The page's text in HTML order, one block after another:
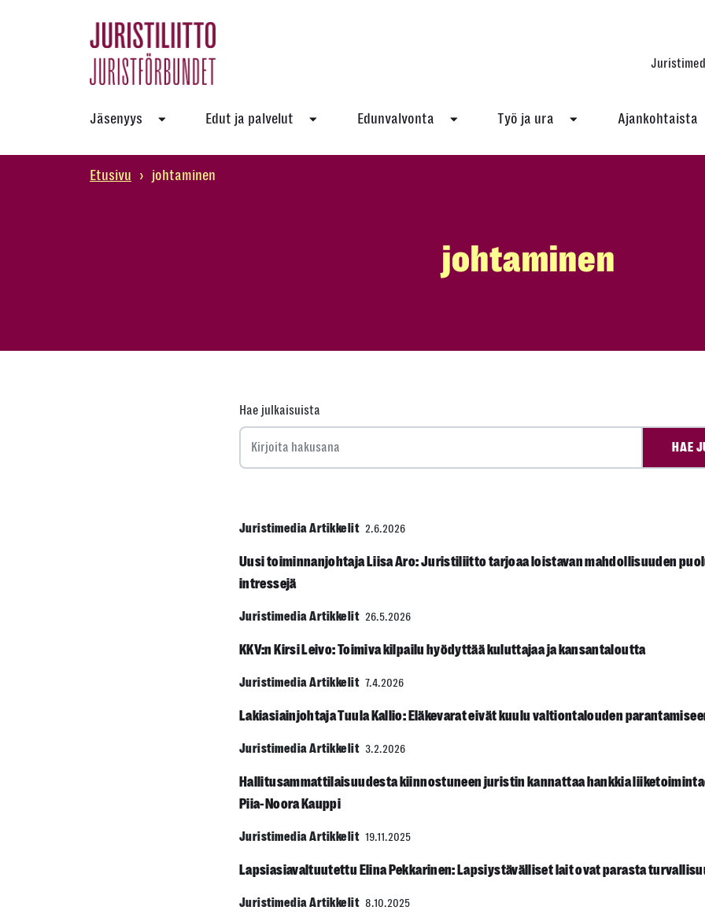
Jäsenyys Edut ja palvelut Edunvalvonta Työ ja ura Ajankohtaista
Etusivu › johtaminen
johtaminen
Hae julkaisuista
HAE
Juristimedia Artikkelit 2.6.2026
Uusi toiminnanjohtaja Liisa Aro: Juristiliitto tarjoaa loistavan mahdollisuuden
intressejä
Juristimedia Artikkelit 26.5.2026
KKV:n Kirsi Leivo: Toimiva kilpailu hyödyttää kuluttajaa ja kansantaloutta
Juristimedia Artikkelit 7.4.2026
Lakiasiainjohtaja Tuula Kallio: Eläkevarat eivät kuulu valtiontalouden
Juristimedia Artikkelit 3.2.2026
Hallitusammattilaisuudesta kiinnostuneen juristin kannattaa hankkia
Piia-Noora Kauppi
Juristimedia Artikkelit 19.11.2025
Lapsiasiavaltuutettu Elina Pekkarinen: Lapsiystävälliset lait ovat parasta
Juristimedia Artikkelit 8.10.2025